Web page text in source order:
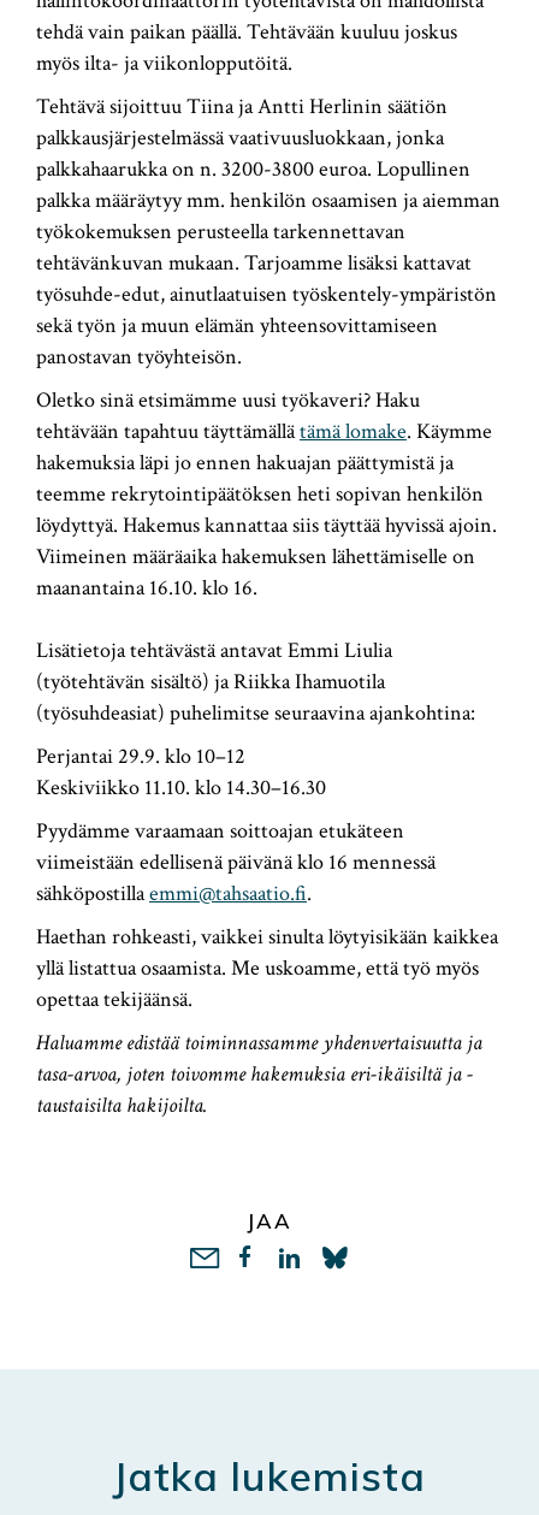
tehdä vain paikan päällä. Tehtävään kuuluu joskus
myös ilta- ja viikonlopputöitä.
Tehtävä sijoittuu Tiina ja Antti Herlinin säätiön
palkkausjärjestelmässä vaativuusluokkaan, jonka
palkkahaarukka on n. 3200-3800 euroa. Lopullinen
palkka määräytyy mm. henkilön osaamisen ja aiemman
työkokemuksen perusteella tarkennettavan
tehtävänkuvan mukaan. Tarjoamme lisäksi kattavat
työsuhde-edut, ainutlaatuisen työskentely-ympäristön
sekä työn ja muun elämän yhteensovittamiseen
panostavan työyhteisön.
Oletko sinä etsimämme uusi työkaveri? Haku
tehtävään tapahtuu täyttämällätämä lomake. Käymme
hakemuksia läpi jo ennen hakuajan päättymistä ja
teemme rekrytointipäätöksen heti sopivan henkilön
löydyttyä. Hakemus kannattaa siis täyttää hyvissä ajoin.
Viimeinen määräaika hakemuksen lähettämiselle on
maanantaina 16.10. klo 16.
Lisätietoja tehtävästä antavat Emmi Liulia
(työtehtävän sisältö) ja Riikka Ihamuotila
(työsuhdeasiat) puhelimitse seuraavina ajankohtina:
Perjantai 29.9. klo 10–12
Keskiviikko 11.10. klo 14.30–16.30
Pyydämme varaamaan soittoajan etukäteen
viimeistään edellisenä päivänä klo 16 mennessä
sähköpostillaemmi@tahsaatio.fi.
Haethan rohkeasti, vaikkei sinulta löytyisikään kaikkea
yllä listattua osaamista. Me uskoamme, että työ myös
opettaa tekijäänsä.
Haluamme edistää toiminnassamme yhdenvertaisuutta ja
tasa-arvoa, joten toivomme hakemuksia eri-ikäisiltä ja -
taustaisilta hakijoilta.
JAA
LinkedIn
Jatka lukemista